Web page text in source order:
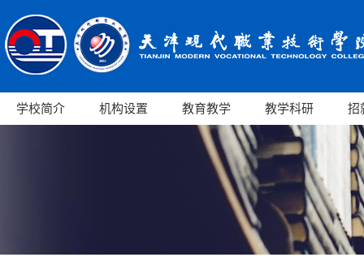
学校简介 机构设置 教育教学 教学科研 招